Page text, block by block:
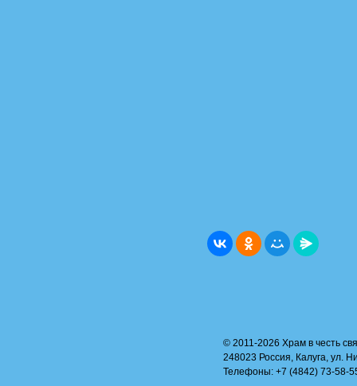
© 2011-2026 Храм в честь
248023 Россия, Калуга, ул.
Телефоны: +7 (4842) 73-58-